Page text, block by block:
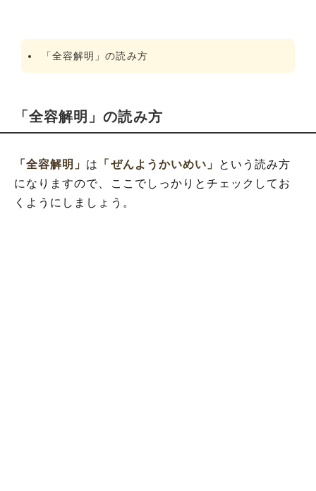
「全容解明」の読み方
「全容解明」の読み方
「全容解明」 は 「ぜんようかいめい」
という読み方
になりますので、ここでしっかりとチェックしてお
くようにしましょう。